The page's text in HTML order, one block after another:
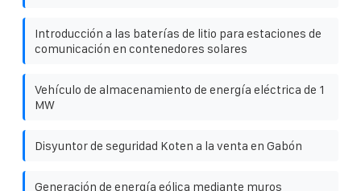
Introducción a las baterías de litio para estaciones de
comunicación en contenedores solares
Vehículo de almacenamiento de energía eléctrica de 1
MW
Disyuntor de seguridad Koten a la venta en Gabón
Generación de energía eólica mediante muros